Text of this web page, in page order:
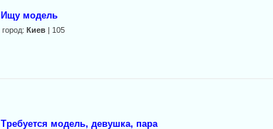
Ищу модель
город:Киев | 105
Требуется модель, девушка, пара